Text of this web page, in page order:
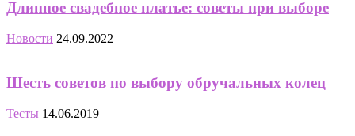
Длинное свадебное платье: советы при выборе
Новости 24.09.2022
Шесть советов по выбору обручальных колец
Тесты 14.06.2019